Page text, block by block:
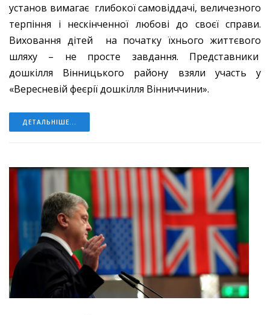
установ вимагає глибокої самовіддачі, величезного
терпіння і нескінченної любові до своєї справи.
Виховання дітей на початку їхнього життєвого
шляху – не просте завдання. Представники
дошкілля Вінницького району взяли участь у
«Вересневій феєрії дошкілля Вінниччини».
ДЕТАЛЬНІШЕ...